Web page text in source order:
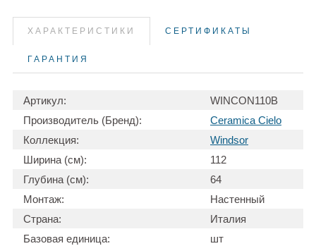
ХАРАКТЕРИСТИКИ СЕРТИФИКАТЫ
ГАРАНТИЯ
Артикул:
WINCON110B
Производитель (Бренд):
Ceramica Cielo
Коллекция:
Windsor
Ширина (см):
112
Глубина (см):
64
Монтаж:
Настенный
Страна:
Италия
Базовая единица:
шт